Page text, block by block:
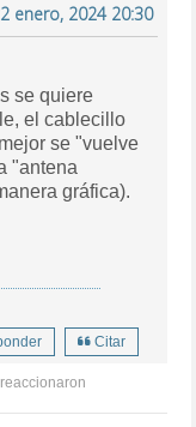
enero, 2024 20:30
se quiere
el cablecillo
se "vuelve
"antena
gráfica).
Citar